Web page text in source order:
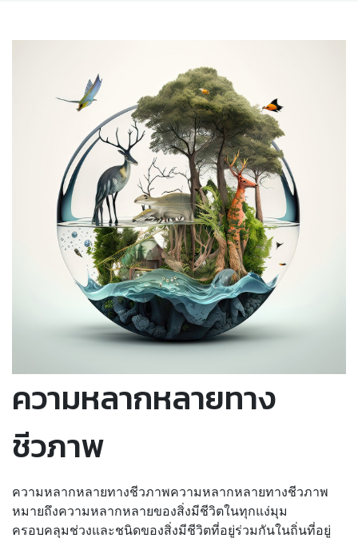
ความหลากหลายทาง
ชีวภาพ
ความหลากหลายทางชีวภาพความหลากหลายทางชีวภาพ
หมายถึงความหลากหลายของสิ่งมีชีวิตในทุกแง่มุม
ครอบคลุมช่วงและชนิดของสิ่งมีชีวิตที่อยู่ร่วมกันในถิ่นที่อยู่